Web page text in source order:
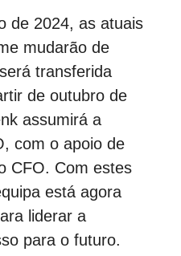
de 2024, as atuais
mudarão de
transferida
de outubro de
assumirá a
com o apoio de
CFO. Com estes
está agora
liderar a
para o futuro.